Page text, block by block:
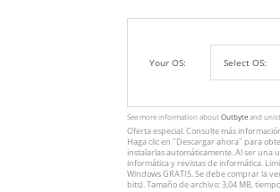
Your OS:
See more information about Outbyteand
Oferta especial. Consulte más
Haga clic en "Descargar ahora" para
instalarlas automáticamente. Al ser una
informática y revistas de informática.
Windows GRATIS. Se debe comprar la
bits). Tamaño de archivo: 3,04 MB,